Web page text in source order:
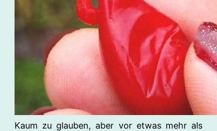
Kaum zu glauben, aber vor etwas mehr als